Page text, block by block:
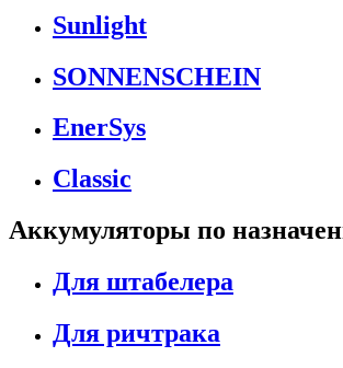
Sunlight
SONNENSCHEIN
EnerSys
Classic
Аккумуляторы по
Для штабелера
Для ричтрака